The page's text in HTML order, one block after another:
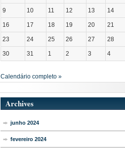
9 10 11 12 13 14
16 17 18 19 20 21
23 24 25 26 27 28
30 31 1 2 3 4
Calendário completo »
Archives
junho 2024
fevereiro 2024